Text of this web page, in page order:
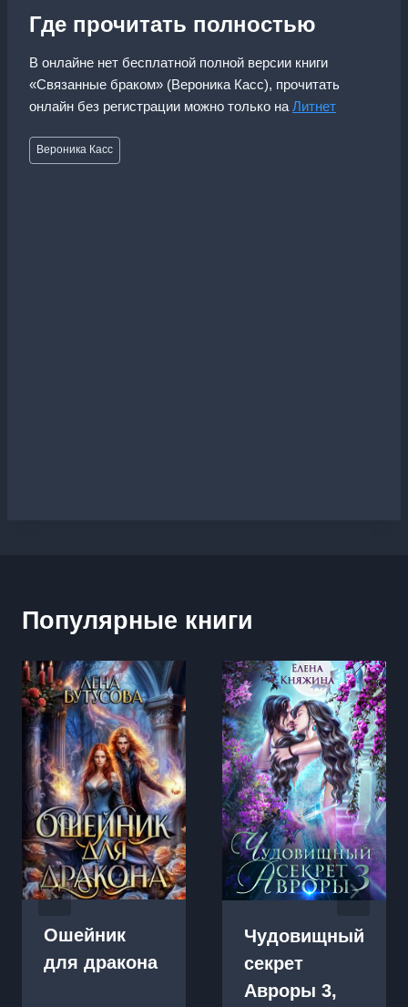
Где прочитать полностью
В онлайне нет бесплатной полной версии книги
«Связанные браком» (Вероника Касс), прочитать
онлайн без регистрации можно только на Литнет
Метки
записи:
Вероника Касс
Популярные книги
Ошейник
для дракона
Чудовищный
секрет
Авроры 3,